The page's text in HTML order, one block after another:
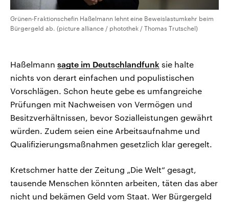
Grünen-Fraktionschefin Haßelmann lehnt eine Beweislastumkehr beim
Bürgergeld ab. (picture alliance / photothek / Thomas Trutschel)
Haßelmann sagte im Deutschlandfunk sie halte
nichts von derart einfachen und populistischen
Vorschlägen. Schon heute gebe es umfangreiche
Prüfungen mit Nachweisen von Vermögen und
Besitzverhältnissen, bevor Sozialleistungen gewährt
würden. Zudem seien eine Arbeitsaufnahme und
Qualifizierungsmaßnahmen gesetzlich klar geregelt.
Kretschmer hatte der Zeitung „Die Welt“ gesagt,
tausende Menschen könnten arbeiten, täten das aber
nicht und bekämen Geld vom Staat. Wer Bürgergeld